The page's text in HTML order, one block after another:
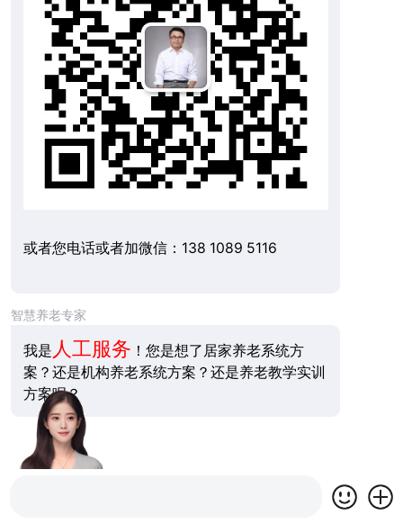
或者您电话或者加微信：138 1089 5116
智慧养老专家
我是 人工服务 ！您是想了居家养老系统方
案？还是机构养老系统方案？还是养老教学实训
方案呢？